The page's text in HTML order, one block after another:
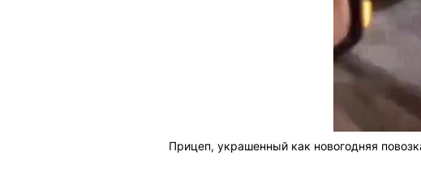
Прицеп, украшенный как новогодняя